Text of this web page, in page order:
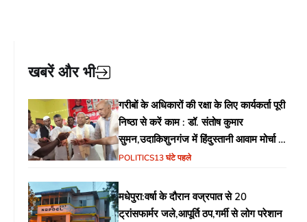
खबरें और भी
गरीबों के अधिकारों की रक्षा के लिए कार्यकर्ता पूरी
निष्ठा से करें काम : डॉ. संतोष कुमार
सुमन,उदाकिशुनगंज में हिंदुस्तानी आवाम मोर्चा के
गरीब चौपाल में शिक्षा, स्वास्थ्य, रोजगार समेत
POLITICS13 घंटे पहले
मधेपुरा:वर्षा के दौरान वज्रपात से 20
ट्रांसफार्मर जले,आपूर्ति ठप,गर्मी से लोग परेशान